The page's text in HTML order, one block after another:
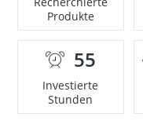
Produkte
55
Investierte
Stunden